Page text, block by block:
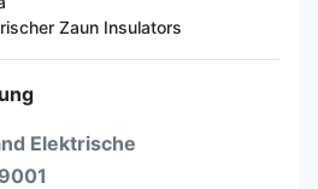
Zaun Insulators
Elektrische